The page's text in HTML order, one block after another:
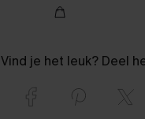
Vind je het leuk? Deel